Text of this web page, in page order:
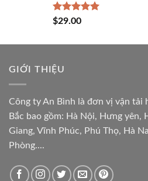
Rated5.00
$29.00
GIỚI THIỆU
Công ty An Bình là đơn vị vận tải
Bắc bao gồm: Hà Nội, Hưng yên,
Giang, Vĩnh Phúc, Phú Thọ, Hà
Phòng....